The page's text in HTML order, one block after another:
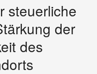
steuerliche
der
des